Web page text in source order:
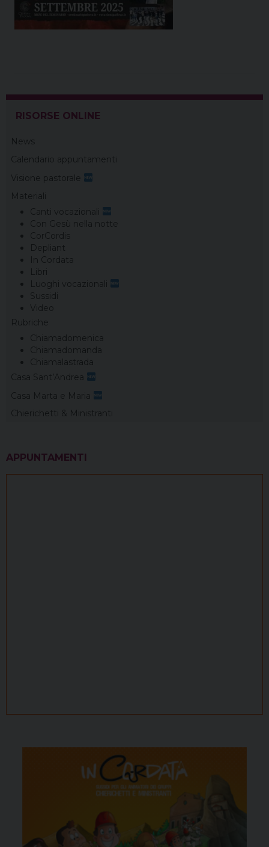
RISORSE ONLINE
News
Calendario appuntamenti
Visione pastorale
Materiali
Canti vocazionali
Con Gesù nella notte
CorCordis
Depliant
In Cordata
Libri
Luoghi vocazionali
Sussidi
Video
Rubriche
Chiamadomenica
Chiamadomanda
Chiamalastrada
Casa Sant’Andrea
Casa Marta e Maria
Chierichetti & Ministranti
APPUNTAMENTI